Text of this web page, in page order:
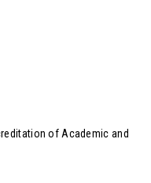
of Academic and